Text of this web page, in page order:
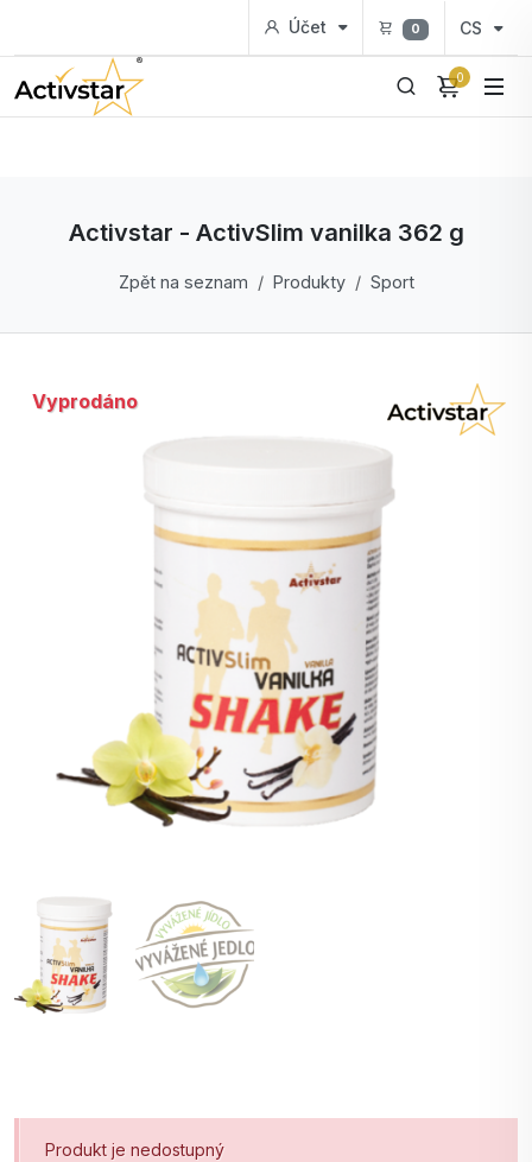
Účet 0 CS
0
Activstar - ActivSlim vanilka 362 g
Zpět na seznam Produkty Sport
Vyprodáno
Produkt je nedostupný